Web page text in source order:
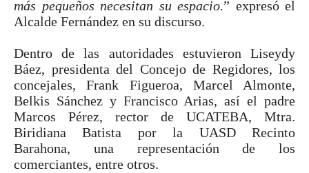
más pequeños necesitan su espacio.” expresó el
Alcalde Fernández en su discurso.
Dentro de las autoridades estuvieron Liseydy
Báez, presidenta del Concejo de Regidores, los
concejales, Frank Figueroa, Marcel Almonte,
Belkis Sánchez y Francisco Arias, así el padre
Marcos Pérez, rector de UCATEBA, Mtra.
Biridiana Batista por la UASD Recinto
Barahona, una representación de los
comerciantes, entre otros.